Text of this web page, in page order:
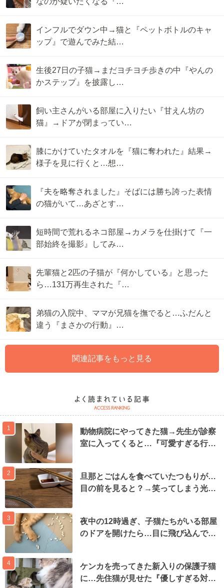
インフルでダウン中→猫と『ペットボトルのキャ
ップ』で遊んでみた結…
生後27日の子猫→まだヨチヨチ歩きの中『やんの
かステップ』を披露し…
飼い主さんがいる部屋に入りたい『甘えん坊の
猫』→ドアが閉まってい…
膝にかけていたタオルを『猫に奪われた』結果→
様子を見に行くと…想…
『夫を略奪されました』そばには勝ち誇った表情
の猫がいて…あざとす…
短時間で荒れるネコ部屋→カメラを仕掛けて『一
部始終を撮影』してみ…
先輩猫と2匹の子猫が『何かしている』と思った
ら…131万再生された『…
弟猫の入院中、ママが兄猫を撫でると…ふだんと
違う『まさかの行動』…
関連記事をもっと見る
1
動物病院にやってきた猫→先生が診察
室に入ってくると…『可愛すぎる行…
2
旦那とごはんを食べていたつもりが…
目の前を見ると？→笑ってしまう光…
3
夜中の12時過ぎ、子猫たちがいる部屋
のドアを開けたら…目に飛び込んで…
4
ケンカを売ってきた新入りの保護子猫
に…先住猫が見せた『優しすぎる対…